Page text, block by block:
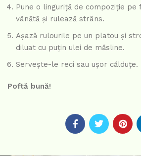
Pune o linguriță de compoziție pe
vânătă și rulează strâns.
Așază rulourile pe un platou și
diluat cu puțin ulei de măsline.
Servește-le reci sau ușor călduțe.
Poftă bună!